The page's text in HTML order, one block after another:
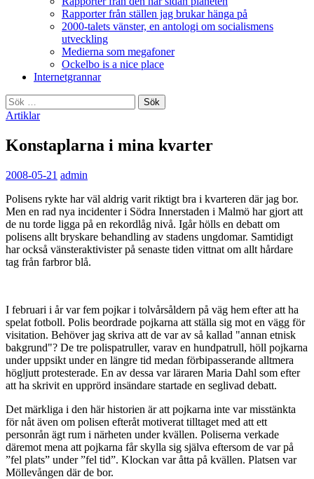
Rapporter från ställen jag brukar hänga på
2000-talets vänster, en antologi om socialismens
utveckling
Medierna som megafoner
Ockelbo is a nice place
Internetgrannar
Sök
efter:
Artiklar
Konstaplarna i mina kvarter
2008-05-21 admin
Polisens rykte har väl aldrig varit riktigt bra i kvarteren där jag bor.
Men en rad nya incidenter i Södra Innerstaden i Malmö har gjort att
de nu torde ligga på en rekordlåg nivå. Igår hölls en debatt om
polisens allt bryskare behandling av stadens ungdomar. Samtidigt
har också vänsteraktivister på senaste tiden vittnat om allt hårdare
tag från farbror blå.
I februari i år var fem pojkar i tolvårsåldern på väg hem efter att ha
spelat fotboll. Polis beordrade pojkarna att ställa sig mot en vägg för
visitation. Behöver jag skriva att de var av så kallad "annan etnisk
bakgrund"? De tre polispatruller, varav en hundpatrull, höll pojkarna
under uppsikt under en längre tid medan förbipasserande alltmera
högljutt protesterade. En av dessa var läraren Maria Dahl som efter
att ha skrivit en upprörd insändare startade en seglivad debatt.
Det märkliga i den här historien är att pojkarna inte var misstänkta
för nåt även om polisen efteråt motiverat tilltaget med att ett
personrån ägt rum i närheten under kvällen. Poliserna verkade
däremot mena att pojkarna får skylla sig själva eftersom de var på
”fel plats” under ”fel tid”. Klockan var åtta på kvällen. Platsen var
Möllevången där de bor.